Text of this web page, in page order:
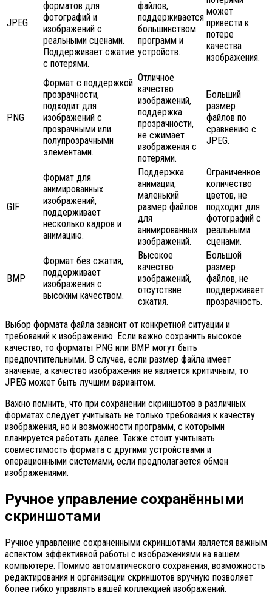
JPEG
форматов для
фотографий и
изображений с
реальными сценами.
Поддерживает сжатие
с потерями.
файлов,
поддерживается
большинством
программ и
устройств.
может
привести к
потере
качества
изображения.
PNG
Формат с поддержкой
прозрачности,
подходит для
изображений с
прозрачными или
полупрозрачными
элементами.
Отличное
качество
изображений,
поддержка
прозрачности,
не сжимает
изображения с
потерями.
Больший
размер
файлов по
сравнению с
JPEG.
GIF
Формат для
анимированных
изображений,
поддерживает
несколько кадров и
анимацию.
Поддержка
анимации,
маленький
размер файлов
для
анимированных
изображений.
Ограниченное
количество
цветов, не
подходит для
фотографий с
реальными
сценами.
BMP
Формат без сжатия,
поддерживает
изображения с
высоким качеством.
Высокое
качество
изображений,
отсутствие
сжатия.
Большой
размер
файлов, не
поддерживает
прозрачность.
Выбор формата файла зависит от конкретной ситуации и
требований к изображению. Если важно сохранить высокое
качество, то форматы PNG или BMP могут быть
предпочтительными. В случае, если размер файла имеет
значение, а качество изображения не является критичным, то
JPEG может быть лучшим вариантом.
Важно помнить, что при сохранении скриншотов в различных
форматах следует учитывать не только требования к качеству
изображения, но и возможности программ, с которыми
планируется работать далее. Также стоит учитывать
совместимость формата с другими устройствами и
операционными системами, если предполагается обмен
изображениями.
Ручное управление сохранёнными
скриншотами
Ручное управление сохранёнными скриншотами является важным
аспектом эффективной работы с изображениями на вашем
компьютере. Помимо автоматического сохранения, возможность
редактирования и организации скриншотов вручную позволяет
более гибко управлять вашей коллекцией изображений.